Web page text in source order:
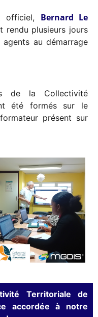
officiel, Bernard Le
rendu plusieurs jours
au démarrage
de la Collectivité
été formés sur le
présent sur
Territoriale de
accordée à notre